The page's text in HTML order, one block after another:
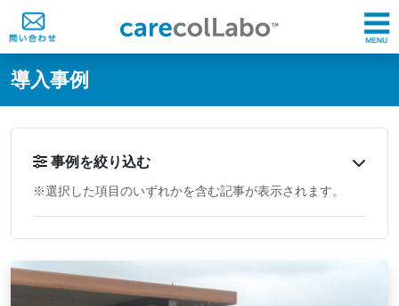
@ -0,0 +1,60 @@
導入事例
事例を絞り込む
※選択した項目のいずれかを含む記事が表示されます。